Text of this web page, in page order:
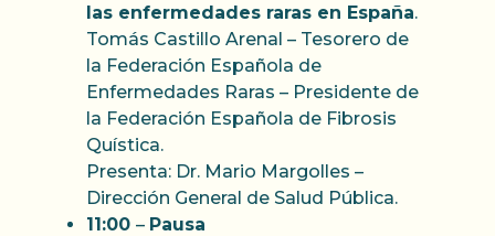
las enfermedades raras en España.
Tomás Castillo Arenal – Tesorero de
la Federación Española de
Enfermedades Raras – Presidente de
la Federación Española de Fibrosis
Quística.
Presenta: Dr. Mario Margolles –
Dirección General de Salud Pública.
11:00 – Pausa